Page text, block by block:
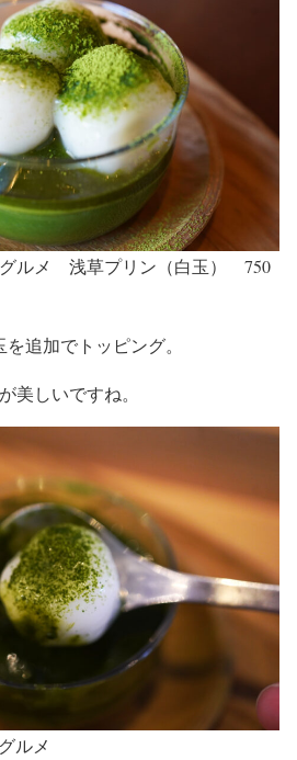
グルメ 浅草プリン（白玉） 750
追加でトッピング。
美しいですね。
ルメ